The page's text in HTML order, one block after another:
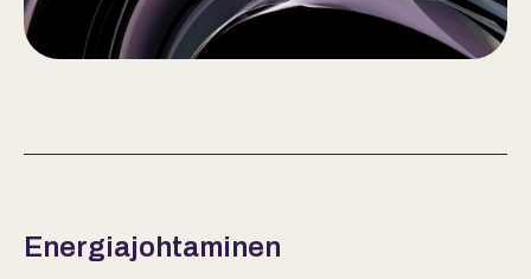
Energiajohtaminen